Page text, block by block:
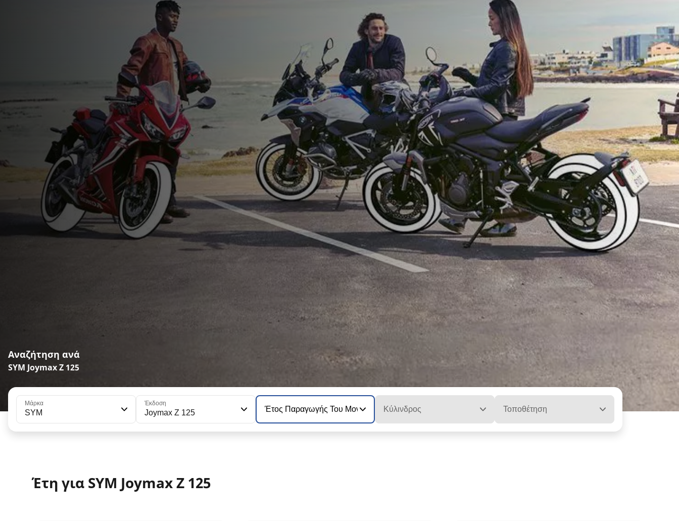
Αναζήτηση ανά
SYM Joymax Z 125
Μάρκα
SYM
Έκδοση
Joymax Z 125 Έτος Παραγωγής Του Μοντέλου Κύλινδρος Τοποθέτηση
Έτη για SYM Joymax Z 125